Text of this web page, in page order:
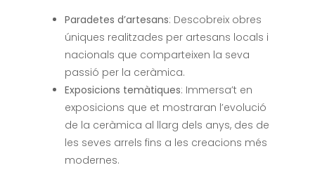
Paradetes d’artesans: Descobreix obres
úniques realitzades per artesans locals i
nacionals que comparteixen la seva
passió per la ceràmica.
Exposicions temàtiques: Immersa’t en
exposicions que et mostraran l’evolució
de la ceràmica al llarg dels anys, des de
les seves arrels fins a les creacions més
modernes.